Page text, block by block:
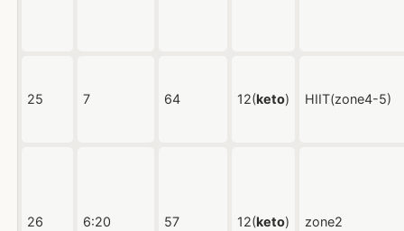
25 7 64 12(keto) HIIT(zone4-5)
26 6:20 57 12(keto) zone2